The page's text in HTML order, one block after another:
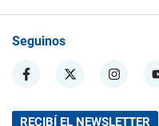
Seguinos
RECIBÍ EL NEWSLETTER